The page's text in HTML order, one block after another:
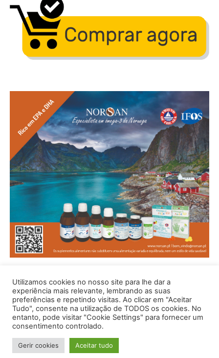
Utilizamos cookies no nosso site para lhe dar a
experiência mais relevante, lembrando as suas
preferências e repetindo visitas. Ao clicar em "Aceitar
Tudo", consente na utilização de TODOS os cookies. No
entanto, pode visitar "Cookie Settings" para fornecer um
consentimento controlado.
Gerir cookies Aceitar tudo